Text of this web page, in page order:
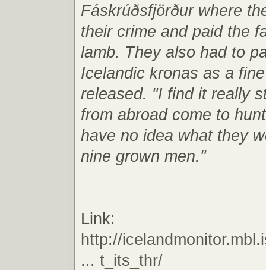
Fáskrúðsfjörður where
their crime and paid the
lamb. They also had to
Icelandic kronas as a
released. "I find it really
from abroad come to
have no idea what they
nine grown men."
Link:
http://
... t_its_thr/